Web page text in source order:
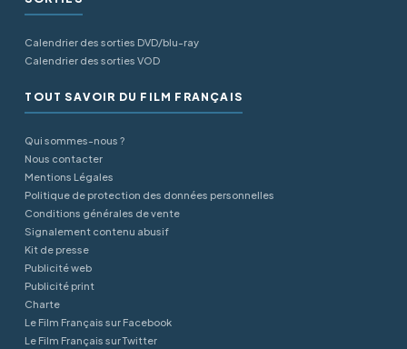
Calendrier des sorties DVD/blu-ray
Calendrier des sorties VOD
TOUT SAVOIR DU FILM FRANÇAIS
Qui sommes-nous ?
Nous contacter
Mentions Légales
Politique de protection des données personnelles
Conditions générales de vente
Signalement contenu abusif
Kit de presse
Publicité web
Publicité print
Charte
Le Film Français sur Facebook
Le Film Français sur Twitter